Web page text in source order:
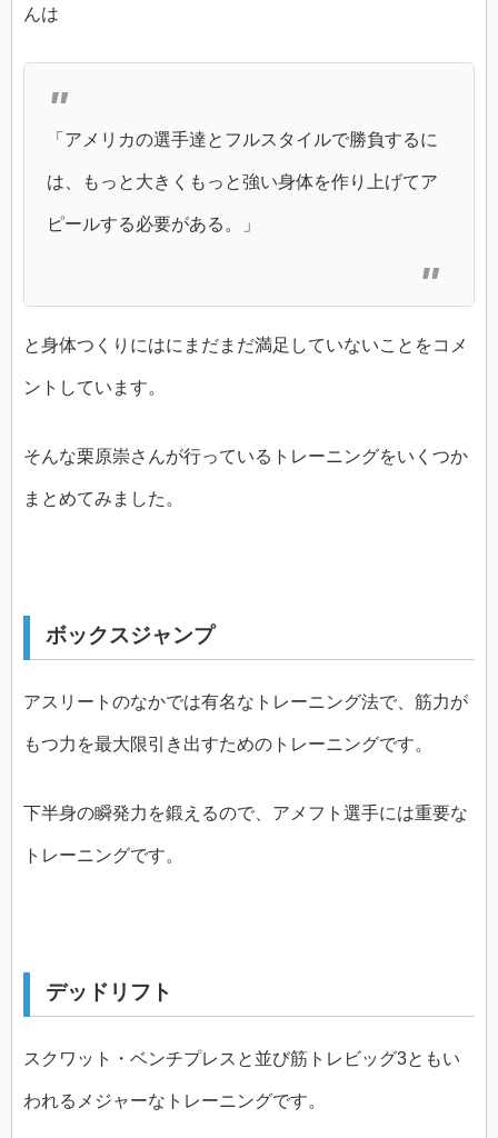
んは
「アメリカの選手達とフルスタイルで勝負するに
は、もっと大きくもっと強い身体を作り上げてア
ピールする必要がある。」
と身体つくりにはにまだまだ満足していないことをコメ
ントしています。
そんな栗原崇さんが行っているトレーニングをいくつか
まとめてみました。
ボックスジャンプ
アスリートのなかでは有名なトレーニング法で、筋力が
もつ力を最大限引き出すためのトレーニングです。
下半身の瞬発力を鍛えるので、アメフト選手には重要な
トレーニングです。
デッドリフト
スクワット・ベンチプレスと並び筋トレビッグ3ともい
われるメジャーなトレーニングです。